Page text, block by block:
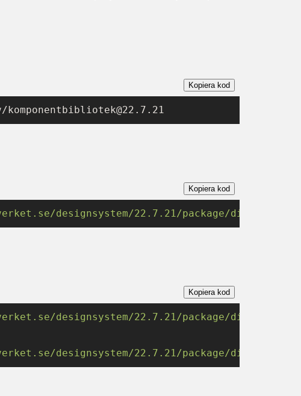
Kopiera kod
Kopiera kod
designsystem/22.7.21/package/dist/
Kopiera kod
designsystem/22.7.21/package/dist/
designsystem/22.7.21/package/dist/